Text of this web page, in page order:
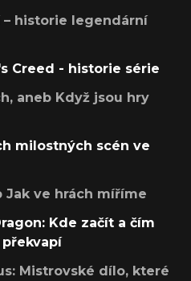
– historie legendární
Creed - historie série
aneb Když jsou hry
milostných scén ve
Jak ve hrách míříme
Kde začít a čím
Mistrovské dílo, které